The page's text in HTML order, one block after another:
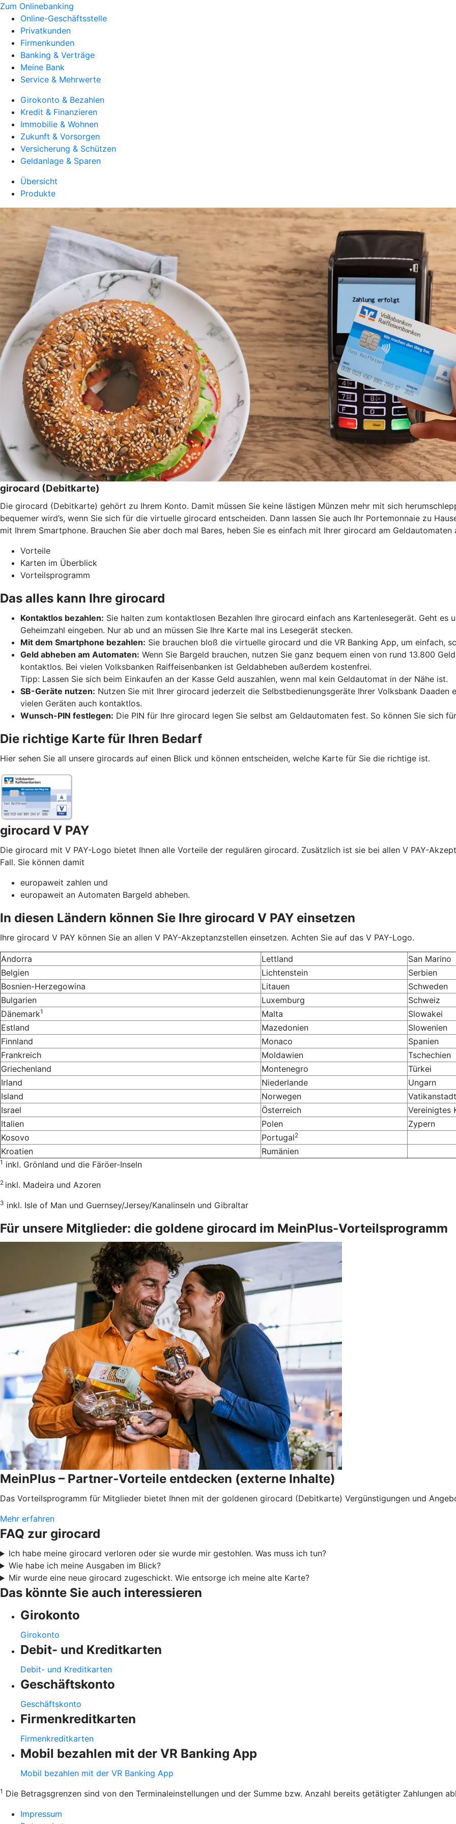
Zum Onlinebanking
Online-Geschäftsstelle
Privatkunden
Firmenkunden
Banking & Verträge
Meine Bank
Service & Mehrwerte
Girokonto & Bezahlen
Kredit & Finanzieren
Immobilie & Wohnen
Zukunft & Vorsorgen
Versicherung & Schützen
Geldanlage & Sparen
Übersicht
Produkte
girocard (Debitkarte)
Die girocard (Debitkarte) gehört zu Ihrem Konto. Damit müssen Sie keine lästigen Münzen mehr mit sich
bequemer wird’s, wenn Sie sich für die virtuelle girocard entscheiden. Dann lassen Sie auch Ihr Portemonnaie zu
mit Ihrem Smartphone. Brauchen Sie aber doch mal Bares, heben Sie es einfach mit Ihrer girocard am Geldautomaten
Vorteile
Karten im Überblick
Vorteilsprogramm
Das alles kann Ihre girocard
Kontaktlos bezahlen: Sie halten zum kontaktlosen Bezahlen Ihre girocard einfach ans Kartenlesegerät. Geht es
Geheimzahl eingeben. Nur ab und an müssen Sie Ihre Karte mal ins Lesegerät stecken.
Mit dem Smartphone bezahlen: Sie brauchen bloß die virtuelle girocard und die VR Banking App, um einfach,
Geld abheben am Automaten: Wenn Sie Bargeld brauchen, nutzen Sie ganz bequem einen von rund 13.800
kontaktlos. Bei vielen Volksbanken Raiffeisenbanken ist Geldabheben außerdem kostenfrei.
Tipp: Lassen Sie sich beim Einkaufen an der Kasse Geld auszahlen, wenn mal kein Geldautomat in der Nähe ist.
SB-Geräte nutzen: Nutzen Sie mit Ihrer girocard jederzeit die Selbstbedienungsgeräte Ihrer Volksbank Daaden
vielen Geräten auch kontaktlos.
Wunsch-PIN festlegen: Die PIN für Ihre girocard legen Sie selbst am Geldautomaten fest. So können Sie sich
Die richtige Karte für Ihren Bedarf
Hier sehen Sie all unsere girocards auf einen Blick und können entscheiden, welche Karte für Sie die richtige ist.
girocard V PAY
Die girocard mit V PAY-Logo bietet Ihnen alle Vorteile der regulären girocard. Zusätzlich ist sie bei allen V PAY-
Fall. Sie können damit
europaweit zahlen und
europaweit an Automaten Bargeld abheben.
In diesen Ländern können Sie Ihre girocard V PAY einsetzen
Ihre girocard V PAY können Sie an allen V PAY-Akzeptanzstellen einsetzen. Achten Sie auf das V PAY-Logo.
Andorra Lettland
San Marino
Belgien
Lichtenstein
Serbien
Bosnien-Herzegowina
Litauen
Schweden
Bulgarien
Luxemburg
Schweiz
Dänemark1 Malta
Slowakei
Estland
Mazedonien
Slowenien
Finnland
Monaco
Spanien
Frankreich
Moldawien
Tschechien
Griechenland
Montenegro
Türkei
Irland
Niederlande
Ungarn
Island
Norwegen
Vatikanstadt
Israel
Österreich Vereinigtes
Italien Polen
Zypern
Kosovo
Portugal2
Kroatien Rumänien
1 inkl. Grönland und die Färöer-Inseln
2 inkl. Madeira und Azoren
3 inkl. Isle of Man und Guernsey/Jersey/Kanalinseln und Gibraltar
Für unsere Mitglieder: die goldene girocard im MeinPlus-Vorteilsprogramm
MeinPlus – Partner-Vorteile entdecken (externe Inhalte)
Das Vorteilsprogramm für Mitglieder bietet Ihnen mit der goldenen girocard (Debitkarte) Vergünstigungen und
Mehr erfahren
FAQ zur girocard
Ich habe meine girocard verloren oder sie wurde mir gestohlen. Was muss ich tun?
Wie habe ich meine Ausgaben im Blick?
Mir wurde eine neue girocard zugeschickt. Wie entsorge ich meine alte Karte?
Das könnte Sie auch interessieren
Girokonto
Girokonto
Debit- und Kreditkarten
Debit- und Kreditkarten
Geschäftskonto
Geschäftskonto
Firmenkreditkarten
Firmenkreditkarten
Mobil bezahlen mit der VR Banking App
Mobil bezahlen mit der VR Banking App
1 Die Betragsgrenzen sind von den Terminaleinstellungen und der Summe bzw. Anzahl bereits getätigter Zahlungen
Impressum